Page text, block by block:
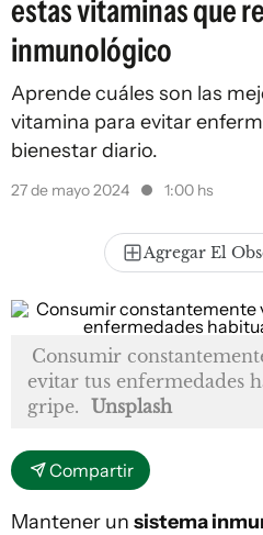
estas vitaminas que
inmunológico
Aprende cuáles son las
vitamina para evitar
bienestar diario.
27 de mayo 2024 1:00 hs
Agregar El
Consumir
evitar tus enfermedades
gripe. Unsplash
Compartir
Mantener un sistema